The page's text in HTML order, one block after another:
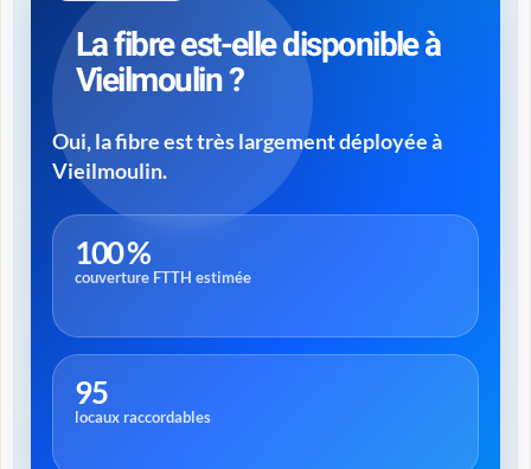
La fibre est-elle disponible à
Vieilmoulin ?
Oui, la fibre est très largement déployée à
Vieilmoulin.
100 %
couverture FTTH estimée
95
locaux raccordables